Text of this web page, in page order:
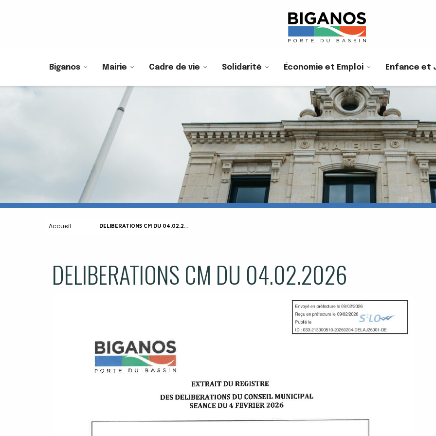
Biganos Mairie Cadre de vie Solidarité Économie et Emploi Enfance et
Accueil DELIBERATIONS CM DU 04.02.2026
DELIBERATIONS CM DU 04.02.2026